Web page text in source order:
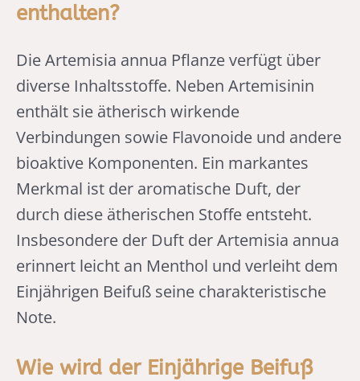
enthalten?
Die Artemisia annua Pflanze verfügt über
diverse Inhaltsstoffe. Neben Artemisinin
enthält sie ätherisch wirkende
Verbindungen sowie Flavonoide und andere
bioaktive Komponenten. Ein markantes
Merkmal ist der aromatische Duft, der
durch diese ätherischen Stoffe entsteht.
Insbesondere der Duft der Artemisia annua
erinnert leicht an Menthol und verleiht dem
Einjährigen Beifuß seine charakteristische
Note.
Wie wird der Einjährige Beifuß